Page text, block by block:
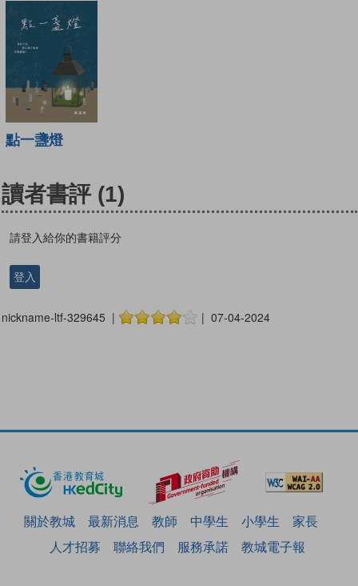
點一盞燈
讀者書評 (1)
請登入給你的書籍評分
登入
nickname-ltf-329645 | | 07-04-2024
關於教城 最新消息 教師 中學生 小學生
家長
人才招募
聯絡我們 服務承諾 教城電子報